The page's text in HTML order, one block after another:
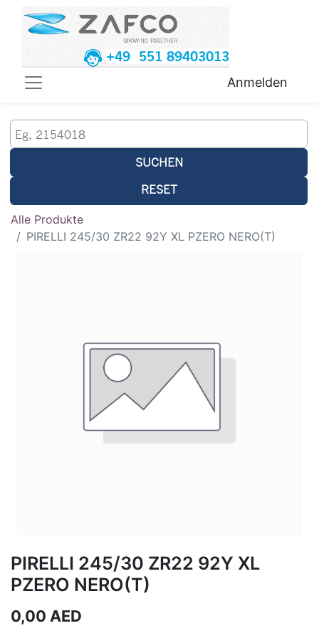
+49 551 89403013
Anmelden
SUCHEN
RESET
Alle Produkte
PIRELLI 245/30 ZR22 92Y XL PZERO NERO(T)
PIRELLI 245/30 ZR22 92Y XL
PZERO NERO(T)
0,00 AED